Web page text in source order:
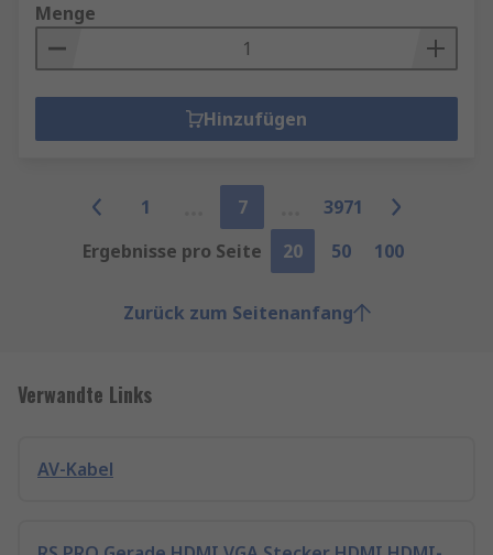
Menge
Hinzufügen
1 7
3971
Ergebnisse pro Seite
20 50 100
Zurück zum Seitenanfang
Verwandte Links
AV-Kabel